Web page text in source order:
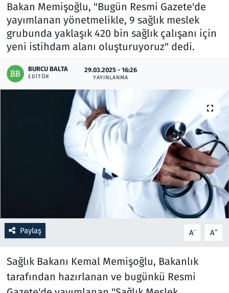
Bakan Memişoğlu, "Bugün Resmi Gazete'de
yayımlanan yönetmelikle, 9 sağlık meslek
grubunda yaklaşık 420 bin sağlık çalışanı için
yeni istihdam alanı oluşturuyoruz" dedi.
BURCU BALTA
EDITÖR
29.03.2025 - 16:26
YAYINLANMA
Paylaş A- A+
Sağlık Bakanı Kemal Memişoğlu, Bakanlık
tarafından hazırlanan ve bugünkü Resmi
Memur ve Kamu
Otomobil
Oyun
Resmi İlanlar
Rüya Tabirleri
Savunma Sanayi
Seçim 2023
Teknoloji ve Bilim